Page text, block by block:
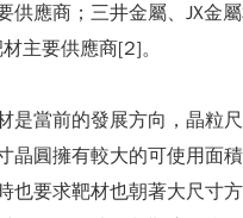
供應商；三井金屬、JX金
主要供應商[2]。
是當前的發展方向，晶粒
晶圓擁有較大的可使用面
也要求靶材也朝著大尺寸